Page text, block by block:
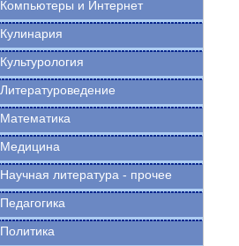
Компьютеры и Интернет
Кулинария
Культурология
Литературоведение
Математика
Медицина
Научная литература - прочее
Педагогика
Политика